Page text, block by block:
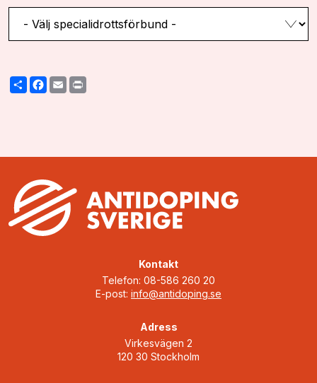
ShareFacebook
Email
Kontakt
Telefon: 08-586 260 20
E-post: info@antidoping.se
Adress
Virkesvägen 2
120 30 Stockholm